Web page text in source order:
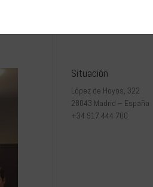
Situación
López de Hoyos, 322
28043 Madrid – España
+34 917 444 700